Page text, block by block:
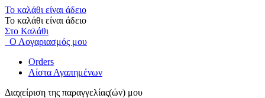
Το καλάθι είναι άδειο
Το καλάθι είναι άδειο
Στο Καλάθι
Ο Λογαριασμός μου
Orders
Λίστα Αγαπημένων
Διαχείριση της παραγγελίας(ών) μου